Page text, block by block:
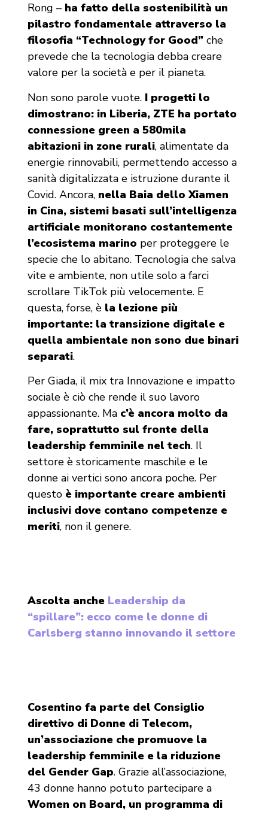
Rong – ha fatto della sostenibilità un
pilastro fondamentale attraverso la
filosofia “Technology for Good”che
prevede che la tecnologia debba creare
valore per la società e per il pianeta.
Non sono parole vuote. I progetti lo
dimostrano: in Liberia, ZTE ha portato
connessione green a 580mila
abitazioni in zone rurali, alimentate da
energie rinnovabili, permettendo accesso a
sanità digitalizzata e istruzione durante il
Covid. Ancora, nella Baia dello Xiamen
in Cina, sistemi basati sull’intelligenza
artificiale monitorano costantemente
l’ecosistema marino per proteggere le
specie che lo abitano. Tecnologia che salva
vite e ambiente, non utile solo a farci
scrollare TikTok più velocemente. E
questa, forse, è la lezione più
importante: la transizione digitale e
quella ambientale non sono due binari
separati.
Per Giada, il mix tra Innovazione e impatto
sociale è ciò che rende il suo lavoro
appassionante. Ma c’è ancora molto da
fare, soprattutto sul fronte della
leadership femminile nel tech. Il
settore è storicamente maschile e le
donne ai vertici sono ancora poche. Per
questo è importante creare ambienti
inclusivi dove contano competenze e
meriti, non il genere.
Ascolta anche Leadership da
“spillare”: ecco come le donne di
Carlsberg stanno innovando il settore
Cosentino fa parte del Consiglio
direttivo di Donne di Telecom,
un’associazione che promuove la
leadership femminile e la riduzione
del Gender Gap. Grazie all’associazione,
43 donne hanno potuto partecipare a
Women on Board, un programma di